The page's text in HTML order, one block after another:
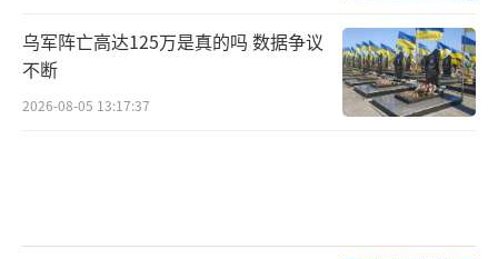
乌军阵亡高达125万是真的吗 数据争议
不断
2026-08-05 13:17:37